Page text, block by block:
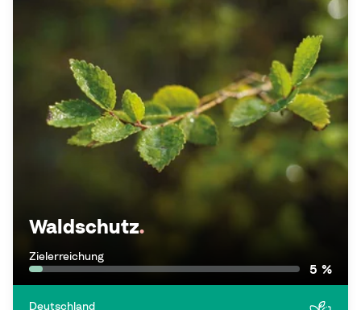
Waldschutz.
Zielerreichung
5 %
Deutschland